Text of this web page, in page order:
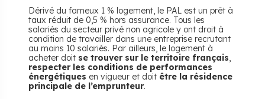
Dérivé du fameux 1 % logement, le PAL est un prêt à
taux réduit de 0,5 % hors assurance. Tous les
salariés du secteur privé non agricole y ont droit à
condition de travailler dans une entreprise recrutant
au moins 10 salariés. Par ailleurs, le logement à
acheter doit se trouver sur le territoire français,
respecter les conditions de performances
énergétiques en vigueur et doit être la résidence
principale de l’emprunteur.